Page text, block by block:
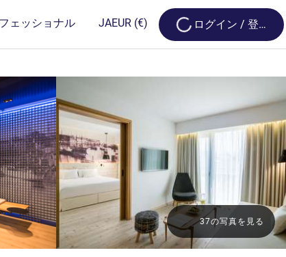
ェッショナル JAEUR (€) Loading...
ログイン / 登録
37の写真を見る